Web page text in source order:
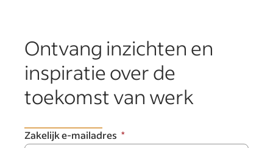
Ontvang inzichten en
inspiratie over de
toekomst van werk
Zakelijk e-mailadres